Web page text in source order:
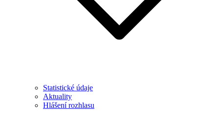
Statistické údaje
Aktuality
Hlášení rozhlasu